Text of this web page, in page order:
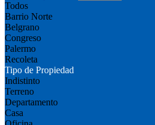
Todos
Barrio Norte
Belgrano
Congreso
Palermo
Recoleta
Tipo de Propiedad
Indistinto
Terreno
Departamento
Casa